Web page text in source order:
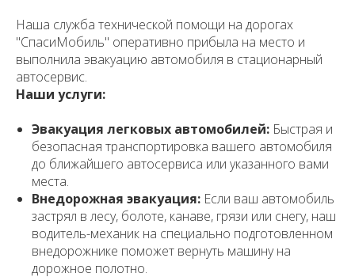
Наша служба технической помощи на дорогах
"СпасиМобиль" оперативно прибыла на место и
выполнила эвакуацию автомобиля в стационарный
автосервис.
Наши услуги:
Эвакуация легковых автомобилей: Быстрая и
безопасная транспортировка вашего автомобиля
до ближайшего автосервиса или указанного вами
места.
Внедорожная эвакуация: Если ваш автомобиль
застрял в лесу, болоте, канаве, грязи или снегу, наш
водитель-механик на специально подготовленном
внедорожнике поможет вернуть машину на
дорожное полотно.